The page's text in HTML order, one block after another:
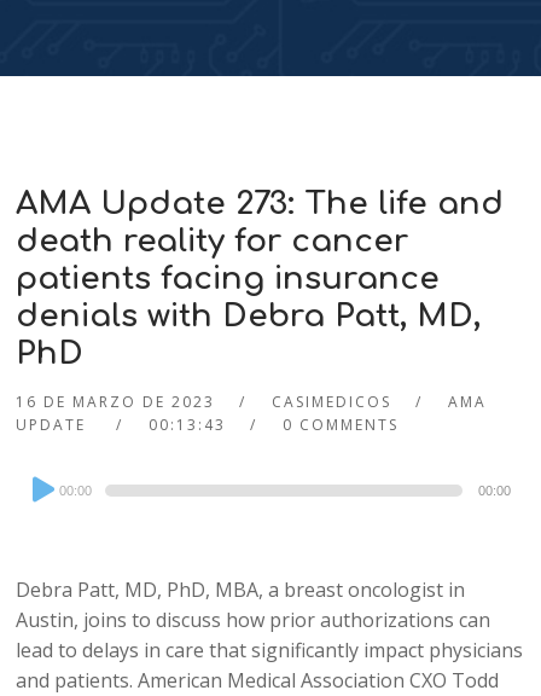
AMA Update 273: The life and
death reality for cancer
patients facing insurance
denials with Debra Patt, MD,
PhD
16 DE MARZO DE 2023 CASIMEDICOS
AMA
UPDATE
00:13:43 0 COMMENTS
Audio
Player
00:00 00:00
Debra Patt, MD, PhD, MBA, a breast oncologist in
Austin, joins to discuss how prior authorizations can
lead to delays in care that significantly impact physicians
and patients. American Medical Association CXO Todd